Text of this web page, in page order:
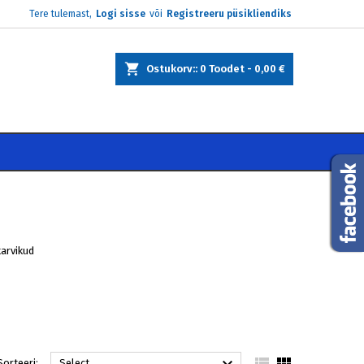
Tere tulemast, Logi sisse või Registreeru püsikliendiks
Ostukorv: 0 Toodet - 0,00 €